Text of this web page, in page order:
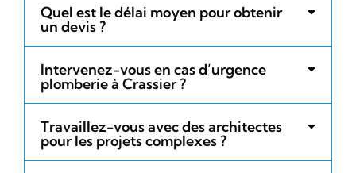
Quel est le délai moyen pour obtenir
un devis ?
Intervenez-vous en cas d’urgence
plomberie à Crassier ?
Travaillez-vous avec des architectes
pour les projets complexes ?